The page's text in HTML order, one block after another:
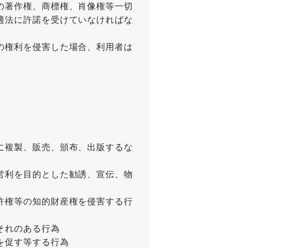
作権、商標権、肖像権等一切
に許諾を受けていなければな
利を侵害した場合、利用者は
製、販売、頒布、出版するな
を目的とした勧誘、宣伝、物
権等の知的財産権を侵害する行
れのある行為
促す等する行為